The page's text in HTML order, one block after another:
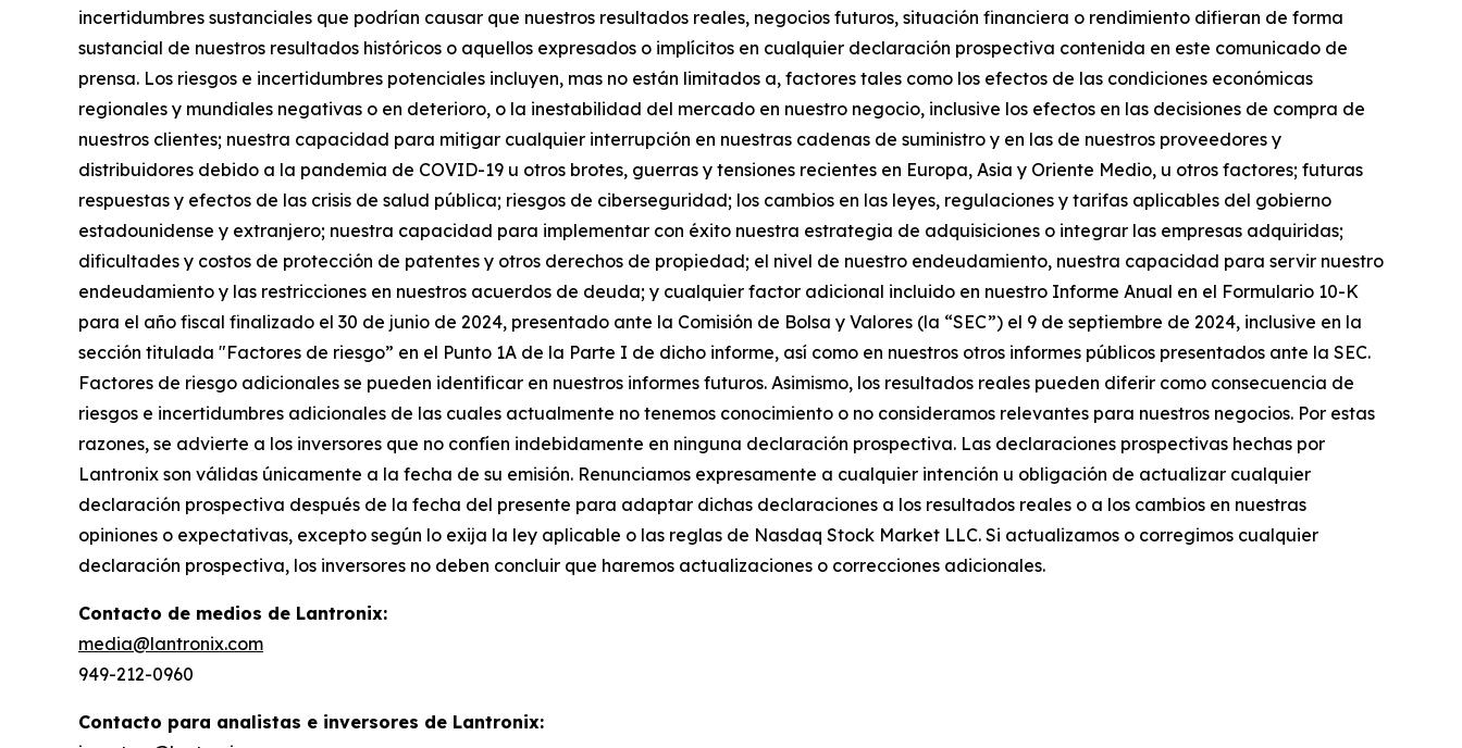
incertidumbres sustanciales que podrían causar que nuestros resultados reales, negocios futuros, situación financiera o rendimiento difieran de forma
sustancial de nuestros resultados históricos o aquellos expresados o implícitos en cualquier declaración prospectiva contenida en este comunicado de
prensa. Los riesgos e incertidumbres potenciales incluyen, mas no están limitados a, factores tales como los efectos de las condiciones económicas
regionales y mundiales negativas o en deterioro, o la inestabilidad del mercado en nuestro negocio, inclusive los efectos en las decisiones de compra de
nuestros clientes; nuestra capacidad para mitigar cualquier interrupción en nuestras cadenas de suministro y en las de nuestros proveedores y
distribuidores debido a la pandemia de COVID-19 u otros brotes, guerras y tensiones recientes en Europa, Asia y Oriente Medio, u otros factores; futuras
respuestas y efectos de las crisis de salud pública; riesgos de ciberseguridad; los cambios en las leyes, regulaciones y tarifas aplicables del gobierno
estadounidense y extranjero; nuestra capacidad para implementar con éxito nuestra estrategia de adquisiciones o integrar las empresas adquiridas;
dificultades y costos de protección de patentes y otros derechos de propiedad; el nivel de nuestro endeudamiento, nuestra capacidad para servir nuestro
endeudamiento y las restricciones en nuestros acuerdos de deuda; y cualquier factor adicional incluido en nuestro Informe Anual en el Formulario 10-K
para el año fiscal finalizado el 30 de junio de 2024, presentado ante la Comisión de Bolsa y Valores (la “SEC”) el 9 de septiembre de 2024, inclusive en la
sección titulada "Factores de riesgo” en el Punto 1A de la Parte I de dicho informe, así como en nuestros otros informes públicos presentados ante la SEC.
Factores de riesgo adicionales se pueden identificar en nuestros informes futuros. Asimismo, los resultados reales pueden diferir como consecuencia de
riesgos e incertidumbres adicionales de las cuales actualmente no tenemos conocimiento o no consideramos relevantes para nuestros negocios. Por estas
razones, se advierte a los inversores que no confíen indebidamente en ninguna declaración prospectiva. Las declaraciones prospectivas hechas por
Lantronix son válidas únicamente a la fecha de su emisión. Renunciamos expresamente a cualquier intención u obligación de actualizar cualquier
declaración prospectiva después de la fecha del presente para adaptar dichas declaraciones a los resultados reales o a los cambios en nuestras
opiniones o expectativas, excepto según lo exija la ley aplicable o las reglas de Nasdaq Stock Market LLC. Si actualizamos o corregimos cualquier
declaración prospectiva, los inversores no deben concluir que haremos actualizaciones o correcciones adicionales.
Contacto de medios de Lantronix:
media@lantronix.com
949-212-0960
Contacto para analistas e inversores de Lantronix: